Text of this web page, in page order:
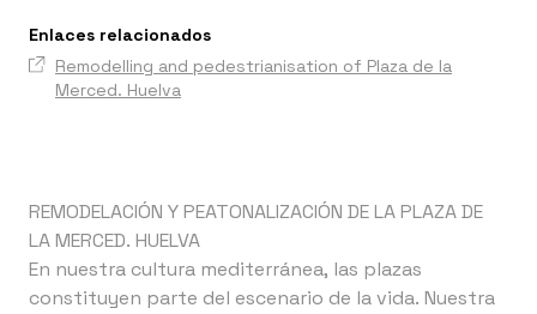
Enlaces relacionados
Remodelling and pedestrianisation of Plaza de la
Merced. Huelva
REMODELACIÓN Y PEATONALIZACIÓN DE LA PLAZA DE
LA MERCED. HUELVA
En nuestra cultura mediterránea, las plazas
constituyen parte del escenario de la vida. Nuestra